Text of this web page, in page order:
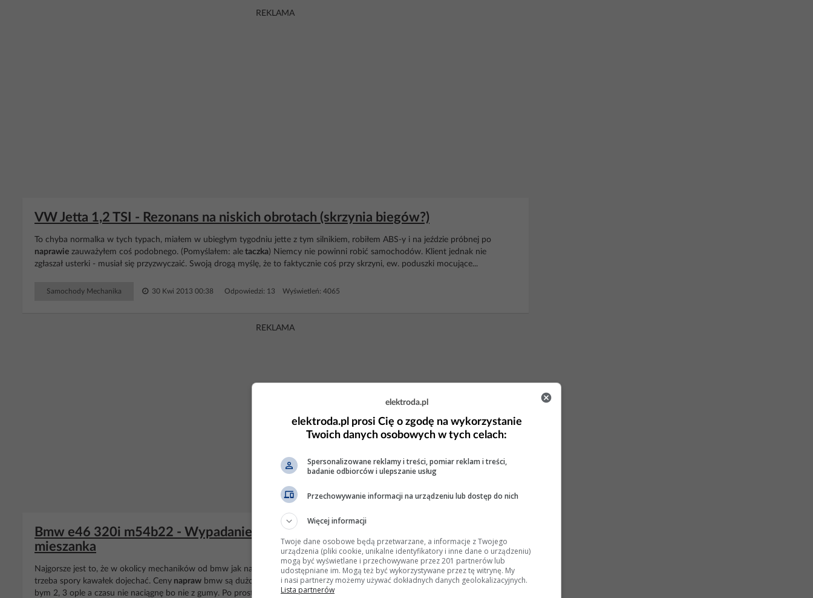
REKLAMA
VW Jetta 1,2 TSI - Rezonans na niskich obrotach (skrzynia biegów?)
To chyba normalka w tych typach, miałem w ubiegłym tygodniu jette z tym silnikiem, robiłem ABS-y i na jeździe próbnej po
naprawie zauważyłem coś podobnego. (Pomyślałem: ale taczka) Niemcy nie powinni robić samochodów. Klient jednak nie
zgłaszał usterki - musiał się przyzwyczaić. Swoją drogą myślę, że to faktycznie coś przy skrzyni, ew. poduszki mocujące...
Samochody Mechanika 30 Kwi 2013 00:38 Odpowiedzi: 13 Wyświetleń: 4065
REKLAMA
Bmw e46 320i m54b22 - Wypadanie zapłonu na 4 codziennie nieprawidłowa
mieszanka
Najgorsze jest to, że w okolicy mechaników od bmw jak na lekarstwo, a jak już kogoś znajdę to ceny tam z kosmosu i jeszcze
trzeba spory kawałek dojechać. Ceny napraw bmw są dużo wyższe niż popularnychtaczek, bo w czasienaprawybemki zrobił
bym 2, 3 ople a czasu nie naciągnę bo nie z gumy. Po prostu nasr... osprzętu i ciasno , części też do tanich...
elektroda.pl
elektroda.pl prosi Cię o zgodę na wykorzystanie
Twoich danych osobowych w tych celach:
Spersonalizowane reklamy i treści, pomiar reklam i treści,
badanie odbiorców i ulepszanie usług
Przechowywanie informacji na urządzeniu lub dostęp do nich
Więcej informacji
Twoje dane osobowe będą przetwarzane, a informacje z Twojego
urządzenia (pliki cookie, unikalne identyfikatory i inne dane o urządzeniu)
mogą być wyświetlane i przechowywane przez 201 partnerów lub
udostępniane im. Mogą też być wykorzystywane przez tę witrynę. My
i nasi partnerzy możemy używać dokładnych danych geolokalizacyjnych.
Lista partnerów